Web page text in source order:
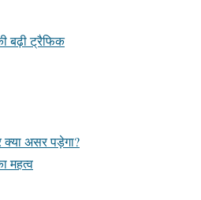
बढ़ी ट्रैफिक
क्या असर पड़ेगा?
महत्व